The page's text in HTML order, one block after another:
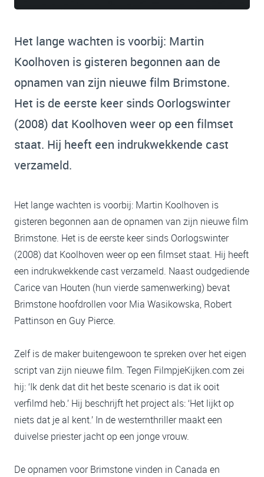
Het lange wachten is voorbij: Martin
Koolhoven is gisteren begonnen aan de
opnamen van zijn nieuwe film Brimstone.
Het is de eerste keer sinds Oorlogswinter
(2008) dat Koolhoven weer op een filmset
staat. Hij heeft een indrukwekkende cast
verzameld.
Het lange wachten is voorbij: Martin Koolhoven is
gisteren begonnen aan de opnamen van zijn nieuwe film
Brimstone. Het is de eerste keer sinds Oorlogswinter
(2008) dat Koolhoven weer op een filmset staat. Hij heeft
een indrukwekkende cast verzameld. Naast oudgediende
Carice van Houten (hun vierde samenwerking) bevat
Brimstone hoofdrollen voor Mia Wasikowska, Robert
Pattinson en Guy Pierce.
Zelf is de maker buitengewoon te spreken over het eigen
script van zijn nieuwe film. Tegen FilmpjeKijken.com zei
hij: ‘Ik denk dat dit het beste scenario is dat ik ooit
verfilmd heb.’ Hij beschrijft het project als: ‘Het lijkt op
niets dat je al kent.’ In de westernthriller maakt een
duivelse priester jacht op een jonge vrouw.
De opnamen voor Brimstone vinden in Canada en